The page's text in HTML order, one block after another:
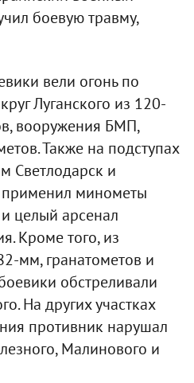
боевую травму,
вели огонь по
Луганского из 120-
вооружения БМП,
Также на подступах
Светлодарск и
минометы
целый арсенал
Кроме того, из
мм, гранатометов и
обстреливали
На других участках
противник нарушал
Малинового и